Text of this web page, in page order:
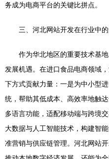
务成为电商平台的关键比拼点。
三、河北网站开发在行业中
作为华北地区的重要技术基
发展机遇。在进口食品电商领域
下方式贡献力量：一是为中小型
统，帮助其低成本、高效率地触
多语言功能，适配移动端与跨境
大数据与人工智能技术，构建智
准营销与供应链管理。河北网站